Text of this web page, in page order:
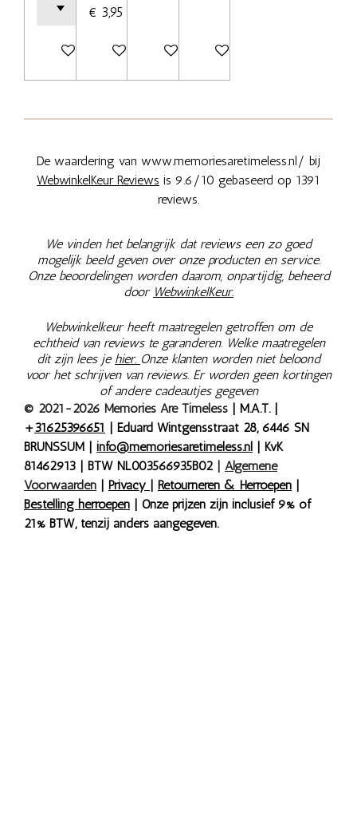
Bekijk details
€ 3,95
Bekijk detailsBekijk detailsBekijk details
De waardering van www.memoriesaretimeless.nl/ bij
WebwinkelKeur Reviews is 9.6/10 gebaseerd op 1391
reviews.
We vinden het belangrijk dat reviews een zo goed
mogelijk beeld geven over onze producten en service.
Onze beoordelingen worden daarom, onpartijdig, beheerd
door WebwinkelKeur.
Webwinkelkeur heeft maatregelen getroffen om de
echtheid van reviews te garanderen. Welke maatregelen
dit zijn lees je hier. Onze klanten worden niet beloond
voor het schrijven van reviews. Er worden geen kortingen
of andere cadeautjes gegeven
© 2021-2026 Memories Are Timeless | M.A.T. |
+31625396651 | Eduard Wintgensstraat 28, 6446 SN
BRUNSSUM | info@memoriesaretimeless.nl | KvK
81462913 | BTW NL003566935B02 | Algemene
Voorwaarden | Privacy | Retourneren & Herroepen |
Bestelling herroepen | Onze prijzen zijn inclusief 9% of
21% BTW, tenzij anders aangegeven.